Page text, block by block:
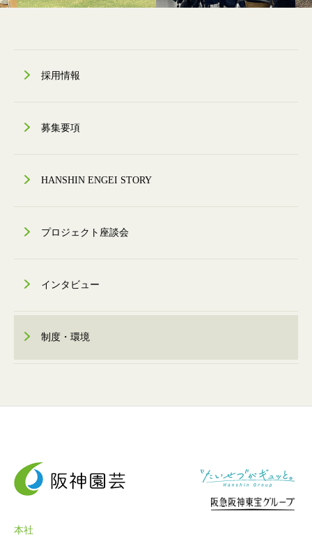
採用情報
募集要項
HANSHIN ENGEI STORY
プロジェクト座談会
インタビュー
制度・環境
本社